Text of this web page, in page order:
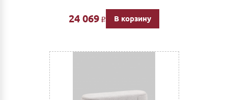
24 069 Р В корзину